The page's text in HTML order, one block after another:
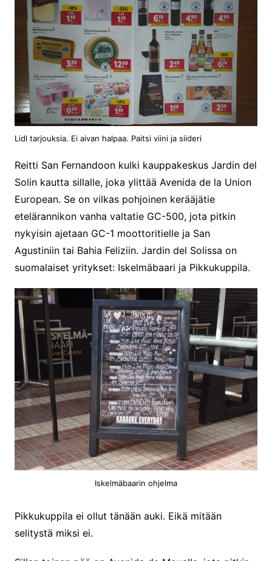
Lidl tarjouksia. Ei aivan halpaa. Paitsi viini ja siideri
Reitti San Fernandoon kulki kauppakeskus Jardin del
Solin kautta sillalle, joka ylittää Avenida de la Union
European. Se on vilkas pohjoinen kerääjätie
etelärannikon vanha valtatie GC-500, jota pitkin
nykyisin ajetaan GC-1 moottoritielle ja San
Agustiniin tai Bahia Feliziin. Jardin del Solissa on
suomalaiset yritykset: Iskelmäbaari ja Pikkukuppila.
Iskelmäbaarin ohjelma
Pikkukuppila ei ollut tänään auki. Eikä mitään
selitystä miksi ei.